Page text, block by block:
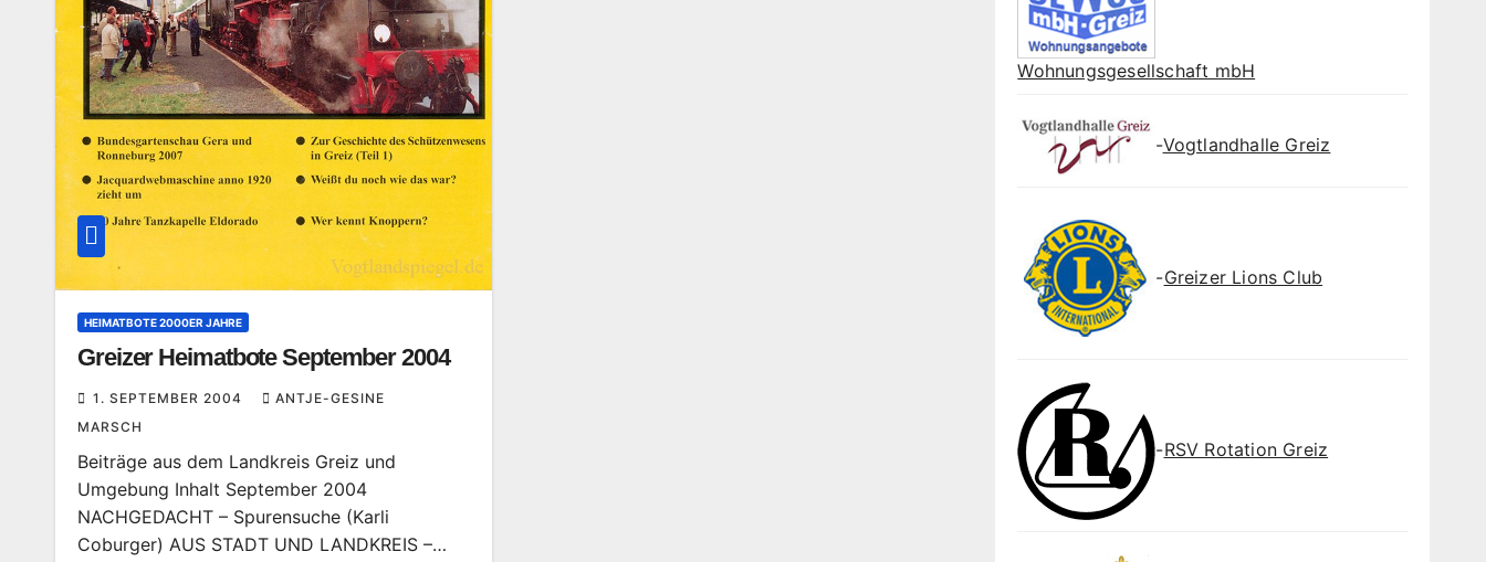
HEIMATBOTE 2000ER JAHRE
Greizer Heimatbote September 2004
1. SEPTEMBER 2004
ANTJE-GESINE
MARSCH
Beiträge aus dem Landkreis Greiz und
Umgebung Inhalt September 2004
NACHGEDACHT – Spurensuche (Karli
Coburger) AUS STADT UND LANDKREIS –…
Wohnungsgesellschaft mbH
-Vogtlandhalle Greiz
-Greizer Lions Club
-RSV Rotation Greiz